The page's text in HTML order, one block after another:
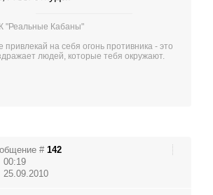
"Реальные Кабаны"
привлекай на себя огонь противника - это
людей, которые тебя окружают.
# 142
00:19
25.09.2010